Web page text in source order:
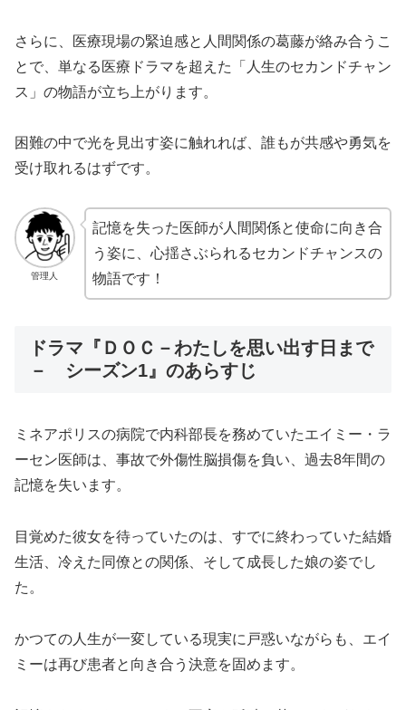
さらに、医療現場の緊迫感と人間関係の葛藤が絡み合うこ
とで、単なる医療ドラマを超えた「人生のセカンドチャン
ス」の物語が立ち上がります。
困難の中で光を見出す姿に触れれば、誰もが共感や勇気を
受け取れるはずです。
管理人
記憶を失った医師が人間関係と使命に向き合
う姿に、心揺さぶられるセカンドチャンスの
物語です！
ドラマ『ＤＯＣ－わたしを思い出す日まで
－ シーズン1』のあらすじ
ミネアポリスの病院で内科部長を務めていたエイミー・ラ
ーセン医師は、事故で外傷性脳損傷を負い、過去8年間の
記憶を失います。
目覚めた彼女を待っていたのは、すでに終わっていた結婚
生活、冷えた同僚との関係、そして成長した娘の姿でし
た。
かつての人生が一変している現実に戸惑いながらも、エイ
ミーは再び患者と向き合う決意を固めます。